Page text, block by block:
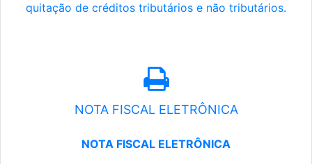
quitação de créditos tributários e não tributários.
NOTA FISCAL ELETRÔNICA
NOTA FISCAL ELETRÔNICA